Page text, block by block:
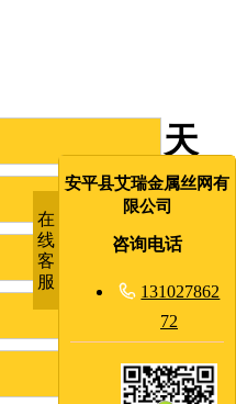
天
津
巡
逻
道
隔
在
线
客
服
安平县艾瑞金属丝网有
限公司
咨询电话
 131027862
72